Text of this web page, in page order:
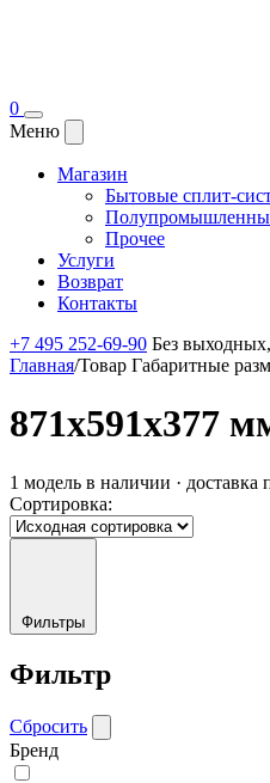
0
Меню
Магазин
Бытовые сплит-
Прочее
Услуги
Возврат
Контакты
+7 495 252-69-90 Без
Главная/Товар Габаритные
871x591x377
1 модель в наличии ·
Сортировка:
Фильтры
Фильтр
Сбросить
Бренд